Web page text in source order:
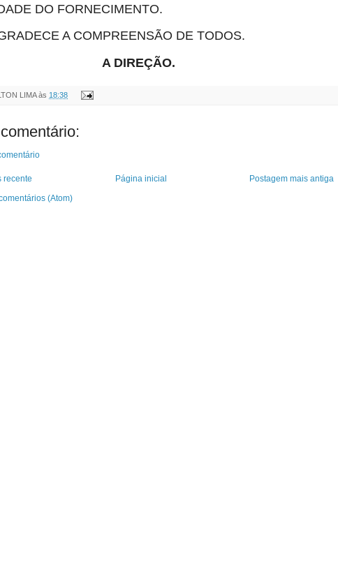
DO FORNECIMENTO.
A COMPREENSÃO DE TODOS.
A DIREÇÃO.
LIMA às 18:38
recente Postagem mais antiga
Página inicial
(Atom)